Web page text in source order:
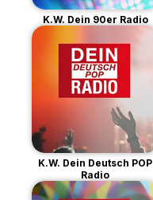
K.W. Dein 90er Radio
K.W. Dein Deutsch POP
Radio